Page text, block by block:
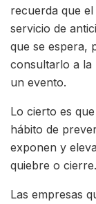
recuerda que
servicio de
que se espera,
consultarlo a la
un evento.
Lo cierto es
hábito de
exponen y
quiebre o cierre.
Las empresas